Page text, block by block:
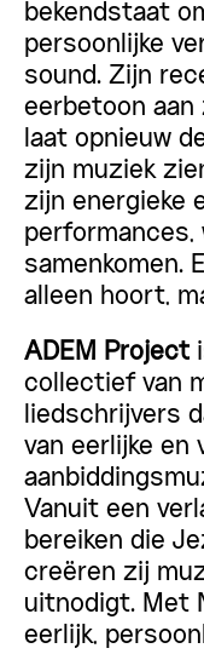
bekendstaat
persoonlijke
sound. Zijn
eerbetoon aan
laat opnieuw
zijn muziek
zijn energieke
performances,
samenkomen.
alleen hoort,
ADEM Project
collectief van
liedschrijvers
van eerlijke en
Vanuit een
bereiken die
creëren zij
uitnodigt. Met
eerlijk,